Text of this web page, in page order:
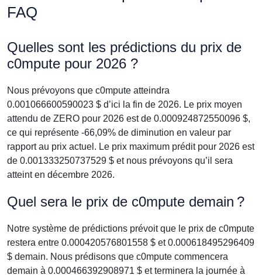
FAQ
Quelles sont les prédictions du prix de
c0mpute pour 2026 ?
Nous prévoyons que c0mpute atteindra
0.001066600590023 $ d’ici la fin de 2026. Le prix moyen
attendu de ZERO pour 2026 est de 0.000924872550096 $,
ce qui représente -66,09% de diminution en valeur par
rapport au prix actuel. Le prix maximum prédit pour 2026 est
de 0.001333250737529 $ et nous prévoyons qu’il sera
atteint en décembre 2026.
Quel sera le prix de c0mpute demain ?
Notre système de prédictions prévoit que le prix de c0mpute
restera entre 0.000420576801558 $ et 0.000618495296409
$ demain. Nous prédisons que c0mpute commencera
demain à 0.000466392908971 $ et terminera la journée à